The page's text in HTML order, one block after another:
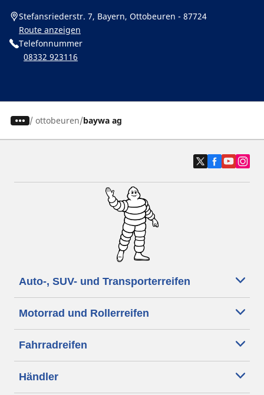
Stefansriederstr. 7, Bayern, Ottobeuren - 87724
Route anzeigen
Telefonnummer
08332 923116
/ ottobeuren baywa ag
Auto-, SUV- und Transporterreifen
Motorrad und Rollerreifen
Fahrradreifen
Händler